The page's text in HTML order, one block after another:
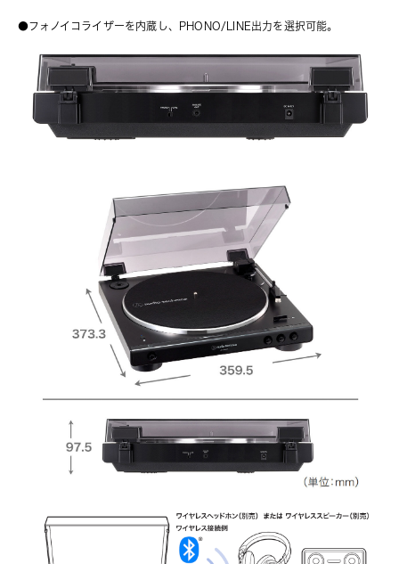
●フォノイコライザーを内蔵し、PHONO/LINE出力を選択可能。